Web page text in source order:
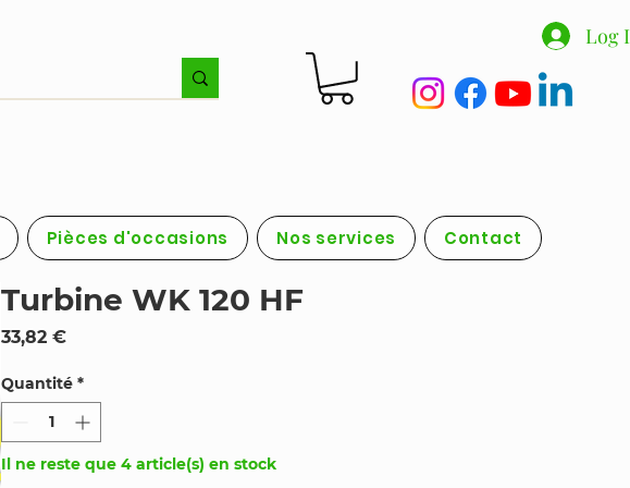
Log
Pièces d'occasions Nos services Contact
Turbine WK 120 HF
33,82 €Prix
Quantité *
Il ne reste que 4 article(s) en stock